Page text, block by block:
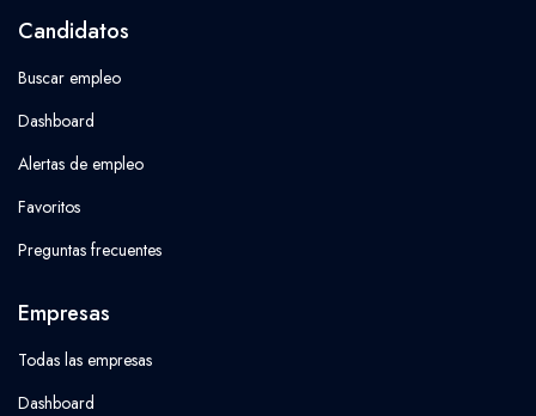
Candidatos
Buscar empleo
Dashboard
Alertas de empleo
Favoritos
Preguntas frecuentes
Empresas
Todas las empresas
Dashboard